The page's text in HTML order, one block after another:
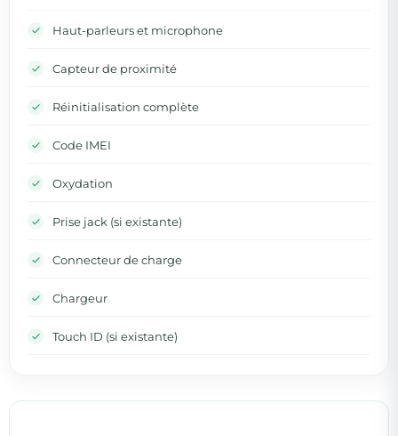
Haut-parleurs et microphone
Capteur de proximité
Réinitialisation complète
Code IMEI
Oxydation
Prise jack (si existante)
Connecteur de charge
Chargeur
Touch ID (si existante)